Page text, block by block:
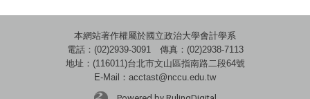
本網站著作權屬於國立政治大學會計學系
電話：(02)2939-3091 傳真：(02)2938-7113
地址：(116011)台北市文山區指南路二段64號
E-Mail：acctast@nccu.edu.tw